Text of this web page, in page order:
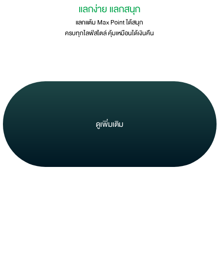
แลกง่าย แลกสนุก
แลกแต้ม Max Point ได้สนุก
ครบทุกไลฟ์สไตล์ คุ้มเหมือนได้เงินคืน
ดูเพิ่มเติม